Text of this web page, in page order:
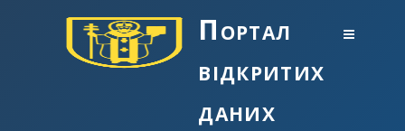
Портал
відкритих
даних